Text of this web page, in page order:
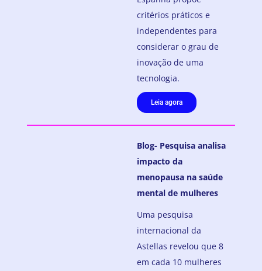
critérios práticos e
independentes para
considerar o grau de
inovação de uma
tecnologia.
Leia agora
Blog- Pesquisa analisa
impacto da
menopausa na saúde
mental de mulheres
Uma pesquisa
internacional da
Astellas revelou que 8
em cada 10 mulheres